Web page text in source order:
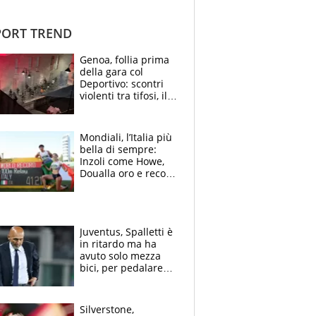
TREND
Genoa, follia prima
della gara col
Deportivo: scontri
violenti tra tifosi, il
Mondiali, l’Italia più
bella di sempre:
Inzoli come Howe,
Doualla oro e record
Juventus, Spalletti è
in ritardo ma ha
avuto solo mezza
bici, per pedalare
Silverstone,